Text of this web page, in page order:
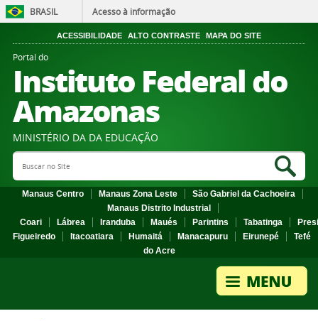
BRASIL Acesso à informação
ACESSIBILIDADE ALTO CONTRASTE MAPA DO SITE
Portal do
Instituto Federal do
Amazonas
MINISTÉRIO DA DA EDUCAÇÃO
Search Site
Manaus Centro Manaus Zona Leste
São Gabriel da Cachoeira
Manaus Distrito Industrial
Coari
Lábrea Iranduba Maués Parintins Tabatinga
Figueiredo
Itacoatiara Humaitá Manacapuru Eirunepé
Tefé
do Acre